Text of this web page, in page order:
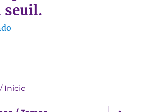
seuil.
Inicio
expande